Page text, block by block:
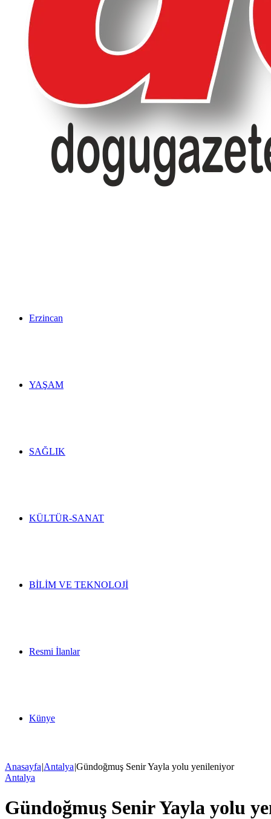
Erzincan
YAŞAM
SAĞLIK
KÜLTÜR-SANAT
BİLİM VE TEKNOLOJİ
Resmi İlanlar
Künye
Anasayfa|Antalya|Gündoğmuş Senir Yayla yolu yenileniyor
Antalya
Gündoğmuş Senir Yayla yolu